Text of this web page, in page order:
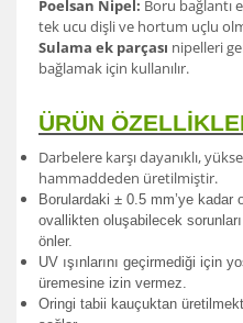
Poelsan Nipel: Boru bağlantı
tek ucu dişli ve hortum uçlu
Sulama ek parçası nipelleri
bağlamak için kullanılır.
ÜRÜN
Darbelere karşı dayanıklı,
hammaddeden üretilmiştir.
Borulardaki ± 0.5 mm’ye kadar
ovallikten oluşabilecek
önler.
UV ışınlarını geçirmediği için
üremesine izin vermez.
Oringi tabii kauçuktan